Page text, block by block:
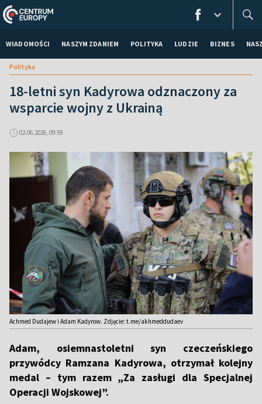
WIADOMOŚCI NASZYM ZDANIEM POLITYKA LUDZIE BIZNES
Polityka
18-letni syn Kadyrowa odznaczony za
wsparcie wojny z Ukrainą
02.06.2026, 09:59
Achmed Dudajew i Adam Kadyrow. Zdjęcie: t.me/akhmeddudaev
Adam, osiemnastoletni syn czeczeńskiego
przywódcy Ramzana Kadyrowa, otrzymał kolejny
medal – tym razem „Za zasługi dla Specjalnej
Operacji Wojskowej”.